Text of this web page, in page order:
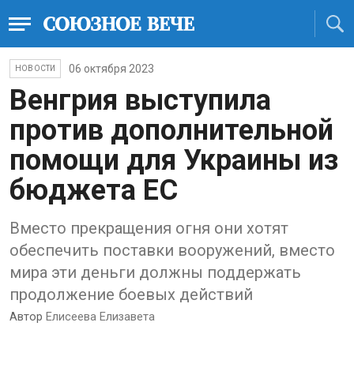
НОВОСТИ 06 октября 2023
Венгрия выступила
против дополнительной
помощи для Украины из
бюджета ЕС
Вместо прекращения огня они хотят
обеспечить поставки вооружений, вместо
мира эти деньги должны поддержать
продолжение боевых действий
Автор Елисеева Елизавета